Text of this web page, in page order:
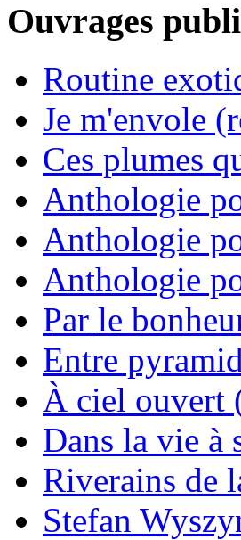
Ouvrages
Routine
Je m'envole
Ces plumes
Anthologie
Anthologie
Anthologie
Par le
Entre
À ciel ouvert
Dans la vie à
Riverains de
Stefan